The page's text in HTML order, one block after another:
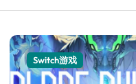
Switch游戏